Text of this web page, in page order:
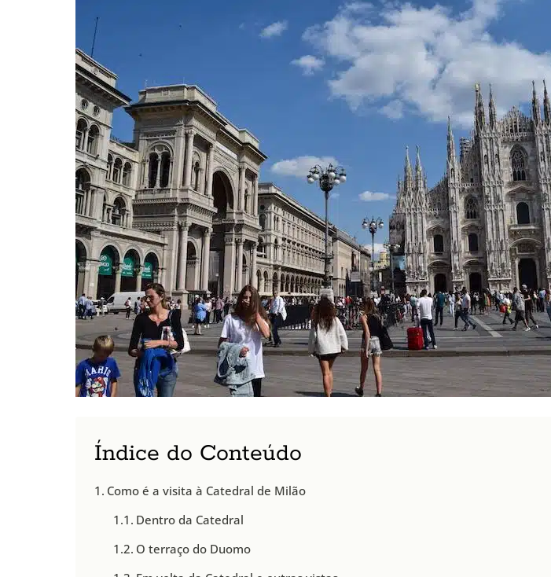
Índice do Conteúdo
Como é a visita à Catedral de Milão
Dentro da Catedral
O terraço do Duomo